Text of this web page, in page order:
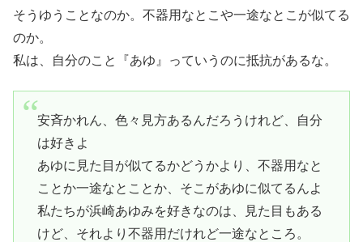
そうゆうことなのか。不器用なとこや一途なとこが似てる
のか。
私は、自分のこと『あゆ』っていうのに抵抗があるな。
安斉かれん、色々見方あるんだろうけれど、自分
は好きよ
あゆに見た目が似てるかどうかより、不器用なと
ことか一途なとことか、そこがあゆに似てるんよ
私たちが浜崎あゆみを好きなのは、見た目もある
けど、それより不器用だけれど一途なところ。